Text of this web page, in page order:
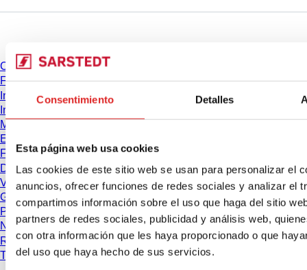
Consentimiento Detalles
Esta página web usa cookies
Las cookies de este sitio web se usan para personalizar el
anuncios, ofrecer funciones de redes sociales y analizar el
compartimos información sobre el uso que haga del sitio
partners de redes sociales, publicidad y análisis web,
con otra información que les haya proporcionado o que
del uso que haya hecho de sus servicios.
Catálogo
Folletos
Información del usuario
Instrucciones de uso
Manuales de instrucciones
Estudios
Ficha de seguridad
Declaraciones de conformidad
Vídeos
Gestión de calidad
Propiedades de los materiales
Niveles de pureza
Resistencia química
Tubos SARSTEDT para congelación